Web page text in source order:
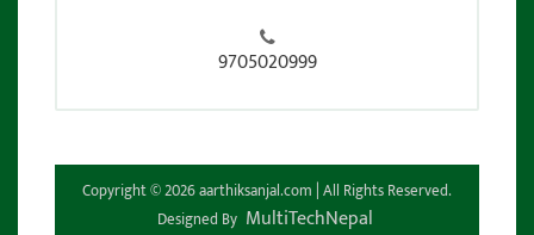
9705020999
Copyright © 2026 aarthiksanjal.com | All Rights Reserved.
Designed By MultiTechNepal